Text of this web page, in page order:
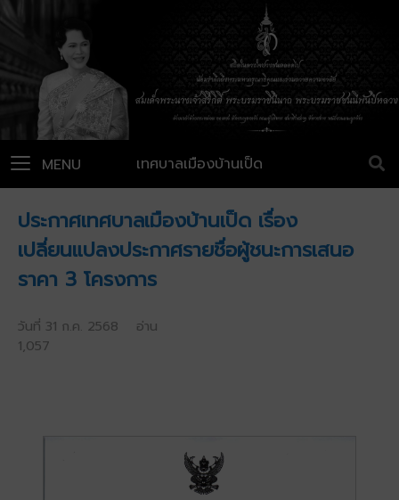
เทศบาลเมืองบ้านเป็ด
MENU
ประกาศเทศบาลเมืองบ้านเป็ด เรื่อง
เปลี่ยนแปลงประกาศรายชื่อผู้ชนะการเสนอ
ราคา 3 โครงการ
วันที่ 31 ก.ค. 2568 อ่าน
1,057